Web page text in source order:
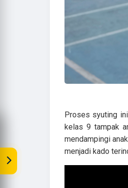
Proses syuting
kelas 9 tampak
mendampingi
menjadi kado